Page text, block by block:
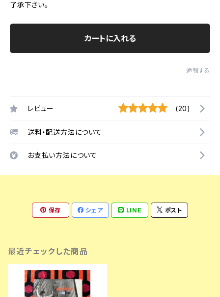
了承下さい。
カートに入れる
通報する
レビュー (20)
送料・配送方法について
お支払い方法について
保存 シェア LINE ポスト
最近チェックした商品